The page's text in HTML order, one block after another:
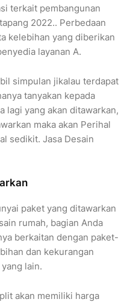
terkait pembangunan
2022.. Perbedaan
kelebihan yang diberikan
layanan A.
simpulan jikalau terdapat
tanyakan kepada
lagi yang akan ditawarkan,
maka akan Perihal
sedikit. Jasa Desain
paket yang ditawarkan
rumah, bagian Anda
berkaitan dengan paket-
dan kekurangan
lain.
akan memiliki harga